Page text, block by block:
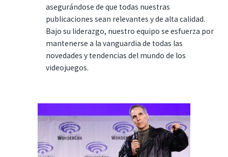
asegurándose de que todas nuestras
publicaciones sean relevantes y de alta calidad.
Bajo su liderazgo, nuestro equipo se esfuerza por
mantenerse a la vanguardia de todas las
novedades y tendencias del mundo de los
videojuegos.